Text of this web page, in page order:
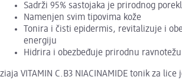
Sadrži 95% sastojaka je prirodnog
Namenjen svim tipovima kože
Tonira i čisti epidermis, revitalizuje i
energiju
Hidrira i obezbeđuje prirodnu ravnotežu
ziaja VITAMIN C.B3 NIACINAMIDE tonik za